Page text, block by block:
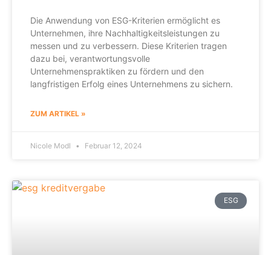
Die Anwendung von ESG-Kriterien ermöglicht es
Unternehmen, ihre Nachhaltigkeitsleistungen zu
messen und zu verbessern. Diese Kriterien tragen
dazu bei, verantwortungsvolle
Unternehmenspraktiken zu fördern und den
langfristigen Erfolg eines Unternehmens zu sichern.
ZUM ARTIKEL »
Nicole Modl Februar 12, 2024
ESG